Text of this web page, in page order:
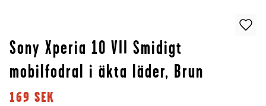
Sony Xperia 10 VII Smidigt
mobilfodral i äkta läder, Brun
169 SEK